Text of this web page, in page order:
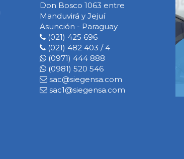
Don Bosco 1063 entre
Manduvirá y Jejuí
Asunción - Paraguay
(021) 425 696
(021) 482 403 / 4
(0971) 444 888
(0981) 520 546
sac@siegensa.com
sac1@siegensa.com